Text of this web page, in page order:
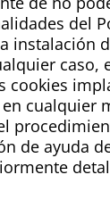
del
instalación
caso,
cookies
cualquier
de ayuda